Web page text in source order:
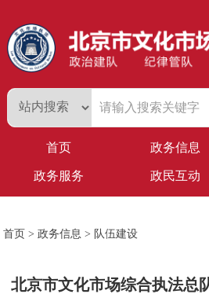
首页 政务信息
政务服务 政民互动
首页 >政务信息 > 队伍建设
北京市文化市场综合执法总